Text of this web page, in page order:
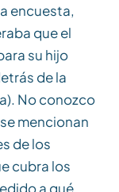
encuesta,
que el
su hijo
de la
No conozco
mencionan
de los
cubra los
a qué